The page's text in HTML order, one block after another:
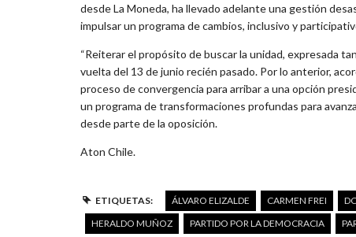
desde La Moneda, ha llevado adelante una gestión
impulsar un programa de cambios, inclusivo y
“Reiterar el propósito de buscar la unidad, expresada
vuelta del 13 de junio recién pasado. Por lo anterior,
proceso de convergencia para arribar a una opción
un programa de transformaciones profundas para
desde parte de la oposición.
Aton Chile.
ETIQUETAS: ÁLVARO ELIZALDE CARMEN FREI DC
HERALDO MUÑOZ
PARTIDO POR LA DEMOCRACIA